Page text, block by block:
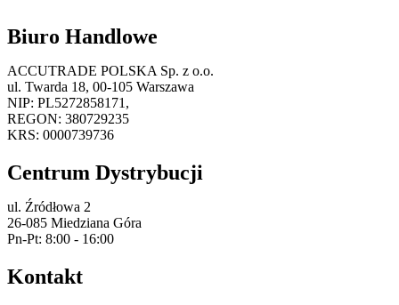
Biuro Handlowe
ACCUTRADE POLSKA Sp. z o.o.
ul. Twarda 18, 00-105 Warszawa
NIP: PL5272858171,
REGON: 380729235
KRS: 0000739736
Centrum Dystrybucji
ul. Źródłowa 2
26-085 Miedziana Góra
Pn-Pt: 8:00 - 16:00
Kontakt